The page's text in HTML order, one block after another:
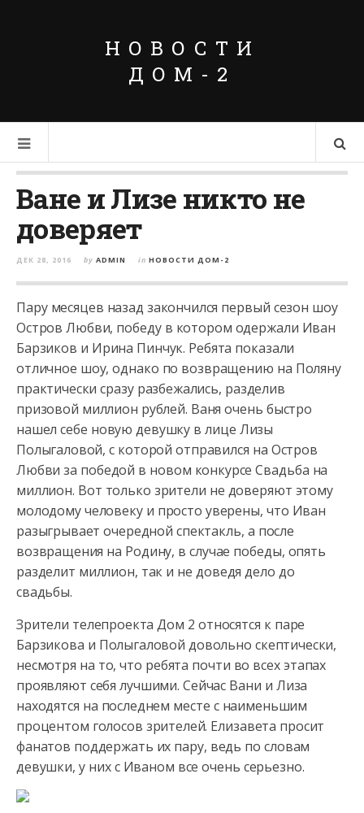
НОВОСТИ
ДОМ-2
Ване и Лизе никто не
доверяет
ДЕК 28, 2016 by ADMIN in НОВОСТИ ДОМ-2
Пару месяцев назад закончился первый сезон шоу
Остров Любви, победу в котором одержали Иван
Барзиков и Ирина Пинчук. Ребята показали
отличное шоу, однако по возвращению на Поляну
практически сразу разбежались, разделив
призовой миллион рублей. Ваня очень быстро
нашел себе новую девушку в лице Лизы
Полыгаловой, с которой отправился на Остров
Любви за победой в новом конкурсе Свадьба на
миллион. Вот только зрители не доверяют этому
молодому человеку и просто уверены, что Иван
разыгрывает очередной спектакль, а после
возвращения на Родину, в случае победы, опять
разделит миллион, так и не доведя дело до
свадьбы.
Зрители телепроекта Дом 2 относятся к паре
Барзикова и Полыгаловой довольно скептически,
несмотря на то, что ребята почти во всех этапах
проявляют себя лучшими. Сейчас Вани и Лиза
находятся на последнем месте с наименьшим
процентом голосов зрителей. Елизавета просит
фанатов поддержать их пару, ведь по словам
девушки, у них с Иваном все очень серьезно.